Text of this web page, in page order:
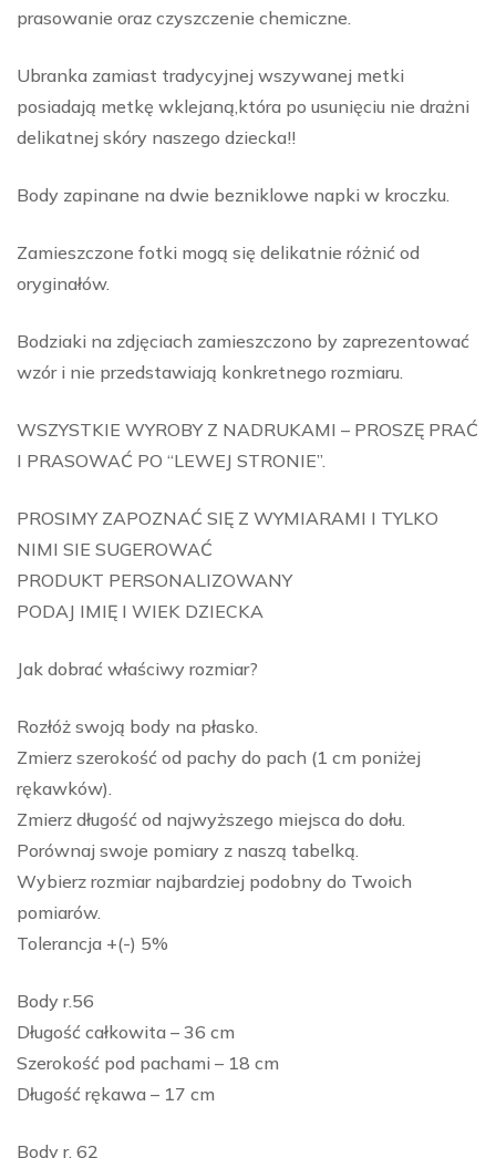
prasowanie oraz czyszczenie chemiczne.
Ubranka zamiast tradycyjnej wszywanej metki
posiadają metkę wklejaną,która po usunięciu nie drażni
delikatnej skóry naszego dziecka!!
Body zapinane na dwie bezniklowe napki w kroczku.
Zamieszczone fotki mogą się delikatnie różnić od
oryginałów.
Bodziaki na zdjęciach zamieszczono by zaprezentować
wzór i nie przedstawiają konkretnego rozmiaru.
WSZYSTKIE WYROBY Z NADRUKAMI – PROSZĘ PRAĆ
I PRASOWAĆ PO “LEWEJ STRONIE”.
PROSIMY ZAPOZNAĆ SIĘ Z WYMIARAMI I TYLKO
NIMI SIE SUGEROWAĆ
PRODUKT PERSONALIZOWANY
PODAJ IMIĘ I WIEK DZIECKA
Jak dobrać właściwy rozmiar?
Rozłóż swoją body na płasko.
Zmierz szerokość od pachy do pach (1 cm poniżej
rękawków).
Zmierz długość od najwyższego miejsca do dołu.
Porównaj swoje pomiary z naszą tabelką.
Wybierz rozmiar najbardziej podobny do Twoich
pomiarów.
Tolerancja +(-) 5%
Body r.56
Długość całkowita – 36 cm
Szerokość pod pachami – 18 cm
Długość rękawa – 17 cm
Body r. 62